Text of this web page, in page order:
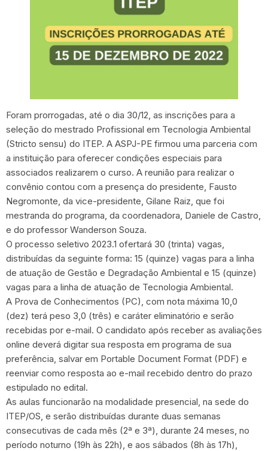
Foram prorrogadas, até o dia 30/12, as inscrições para a
seleção do mestrado Profissional em Tecnologia Ambiental
(Stricto sensu) do ITEP. A ASPJ-PE firmou uma parceria com
a instituição para oferecer condições especiais para
associados realizarem o curso. A reunião para realizar o
convênio contou com a presença do presidente, Fausto
Negromonte, da vice-presidente, Gilane Raiz, que foi
mestranda do programa, da coordenadora, Daniele de Castro,
e do professor Wanderson Souza.
O processo seletivo 2023.1 ofertará 30 (trinta) vagas,
distribuídas da seguinte forma: 15 (quinze) vagas para a linha
de atuação de Gestão e Degradação Ambiental e 15 (quinze)
vagas para a linha de atuação de Tecnologia Ambiental.
A Prova de Conhecimentos (PC), com nota máxima 10,0
(dez) terá peso 3,0 (três) e caráter eliminatório e serão
recebidas por e-mail. O candidato após receber as avaliações
online deverá digitar sua resposta em programa de sua
preferência, salvar em Portable Document Format (PDF) e
reenviar como resposta ao e-mail recebido dentro do prazo
estipulado no edital.
As aulas funcionarão na modalidade presencial, na sede do
ITEP/OS, e serão distribuídas durante duas semanas
consecutivas de cada mês (2ª e 3ª), durante 24 meses, no
período noturno (19h às 22h), e aos sábados (8h às 17h),